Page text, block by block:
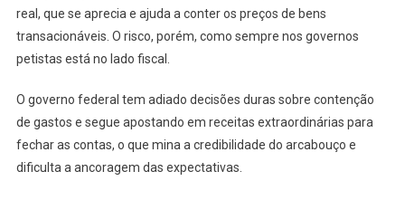
real, que se aprecia e ajuda a conter os preços de bens
transacionáveis. O risco, porém, como sempre nos governos
petistas está no lado fiscal.
O governo federal tem adiado decisões duras sobre contenção
de gastos e segue apostando em receitas extraordinárias para
fechar as contas, o que mina a credibilidade do arcabouço e
dificulta a ancoragem das expectativas.